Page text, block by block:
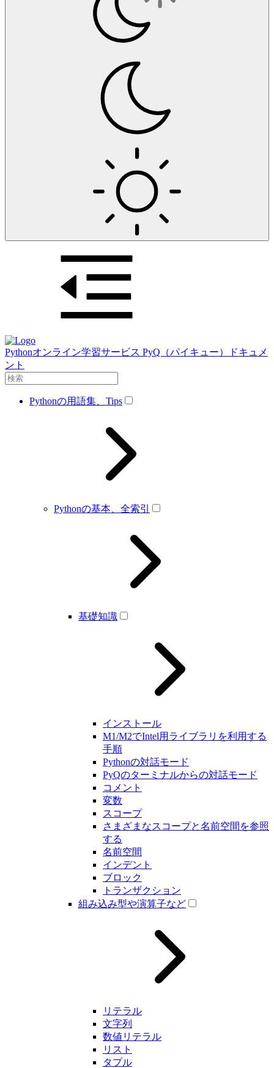
Pythonオンライン学習サービス PyQ（パイキュー）ドキュメ
ント
Pythonの用語集、Tips
Pythonの基本、全索引
基礎知識
インストール
M1/M2でIntel用ライブラリを利用する
手順
Pythonの対話モード
PyQのターミナルからの対話モード
コメント
変数
スコープ
さまざまなスコープと名前空間を参照
する
名前空間
インデント
ブロック
トランザクション
組み込み型や演算子など
リテラル
文字列
数値リテラル
リスト
タプル